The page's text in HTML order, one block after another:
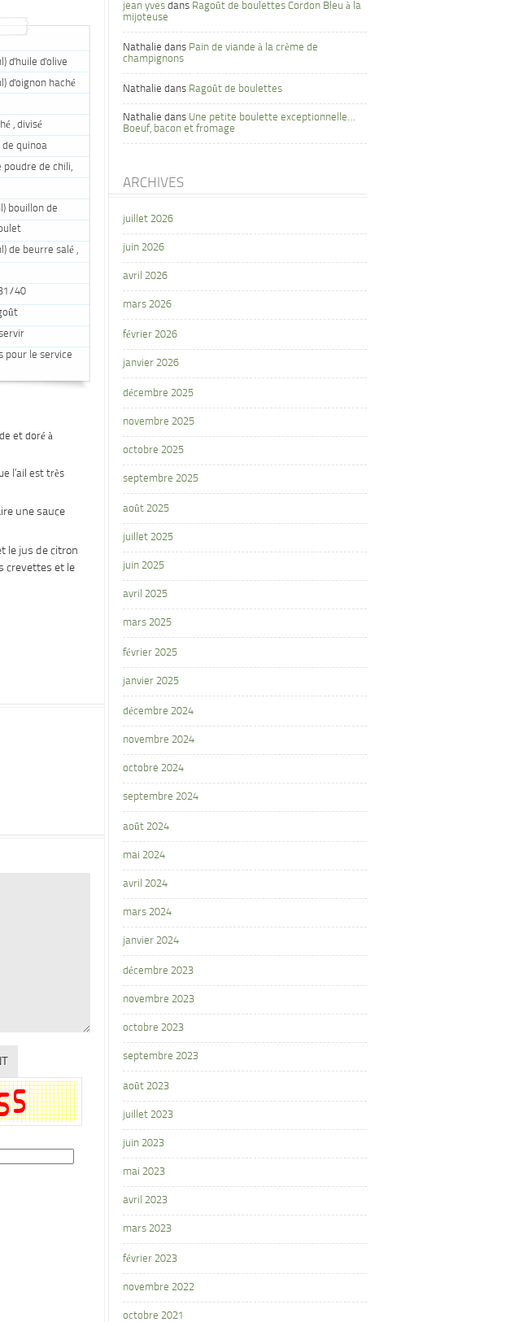
d'huile d'olive
d'oignon haché
, divisé
de quinoa
poudre de chili,
bouillon de
de beurre salé ,
40
pour le service
et doré à
l’ail est très
une sauce
le jus de citron
crevettes et le
jean yves dans Ragoût de boulettes Cordon Bleu à la
mijoteuse
Nathalie dans Pain de viande à la crème de
champignons
Nathalie dans Ragoût de boulettes
Nathalie dans Une petite boulette exceptionnelle…
Boeuf, bacon et fromage
ARCHIVES
juillet 2026
juin 2026
avril 2026
mars 2026
février 2026
janvier 2026
décembre 2025
novembre 2025
octobre 2025
septembre 2025
août 2025
juillet 2025
juin 2025
avril 2025
mars 2025
février 2025
janvier 2025
décembre 2024
novembre 2024
octobre 2024
septembre 2024
août 2024
mai 2024
avril 2024
mars 2024
janvier 2024
décembre 2023
novembre 2023
octobre 2023
septembre 2023
août 2023
juillet 2023
juin 2023
mai 2023
avril 2023
mars 2023
février 2023
novembre 2022
octobre 2021